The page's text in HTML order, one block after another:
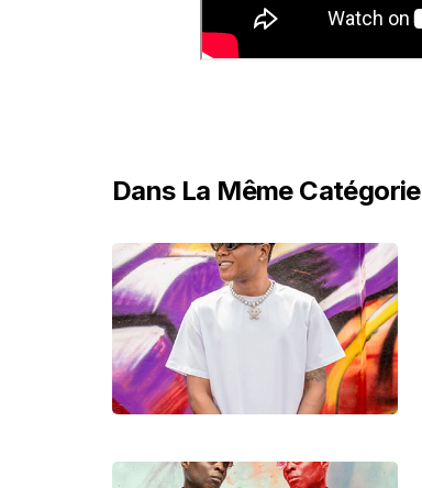
Dans La Même Catégorie